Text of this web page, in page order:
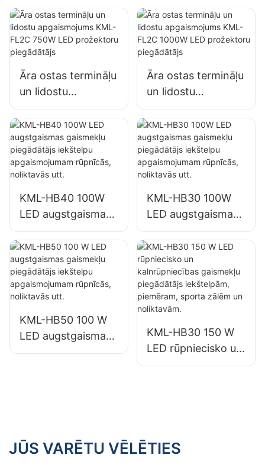
fasāžu un
būvlaukumu
apgaismojumam
fasāžu un
būvlaukumu
apgaismojumam
Āra ostas termināļu
un lidostu
apgaismojums
KML-FL2C 750W
LED prožektoru
piegādātājs
Āra ostas termināļu
un lidostu
apgaismojums
KML-FL2C 1000W
LED prožektoru
piegādātājs
KML-HB40 100W
LED augstgaismas
gaismekļu
piegādātājs
iekštelpu
apgaismojumam
rūpnīcās,
KML-HB30 100W
LED augstgaismas
gaismekļu
piegādātājs
iekštelpu
apgaismojumam
rūpnīcās,
noliktavās utt.
KML-HB50 100 W
LED augstgaismas
gaismekļu
KML-HB30 150 W
LED rūpniecisko un
kalnrūpniecības
zālēm un
JŪS VARĒTU VĒLĒTIES